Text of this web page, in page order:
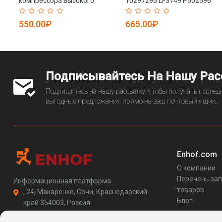
качества Filter element
35123520 (арт. 25-28071964)
550.00₽
B7171 W1170/13 для
экскаваторов (арт. 20-
665.00₽
Подписывайтесь На Нашу
Подпишитесь на нашу рассылку, чтобы получать
выгодные предложения прямо на ваш почтовый ящик.
Информационная платформа
, 24, Макаренко, Сочи, Краснодарский
край 354003, Россия
Enhof.com
О компании
Перечень
товаров
Блог